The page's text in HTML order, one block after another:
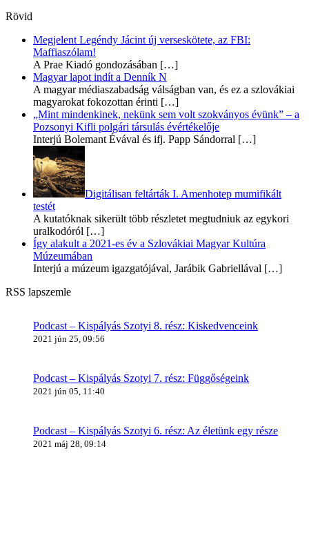
Rövid
Megjelent Legéndy Jácint új verseskötete, az FBI:
Maffiaszólam!
A Prae Kiadó gondozásában […]
Magyar lapot indít a Denník N
A magyar médiaszabadság válságban van, és ez a szlovákiai
magyarokat fokozottan érinti […]
„Mint mindenkinek, nekünk sem volt szokványos évünk” – a
Pozsonyi Kifli polgári társulás évértékelője
Interjú Bolemant Évával és ifj. Papp Sándorral […]
Digitálisan feltárták I. Amenhotep mumifikált
testét
A kutatóknak sikerült több részletet megtudniuk az egykori
uralkodóról […]
Így alakult a 2021-es év a Szlovákiai Magyar Kultúra
Múzeumában
Interjú a múzeum igazgatójával, Jarábik Gabriellával […]
RSS lapszemle
Podcast – Kispályás Szotyi 8. rész: Kiskedvenceink
2021 jún 25, 09:56
Podcast – Kispályás Szotyi 7. rész: Függőségeink
2021 jún 05, 11:40
Podcast – Kispályás Szotyi 6. rész: Az életünk egy része
2021 máj 28, 09:14